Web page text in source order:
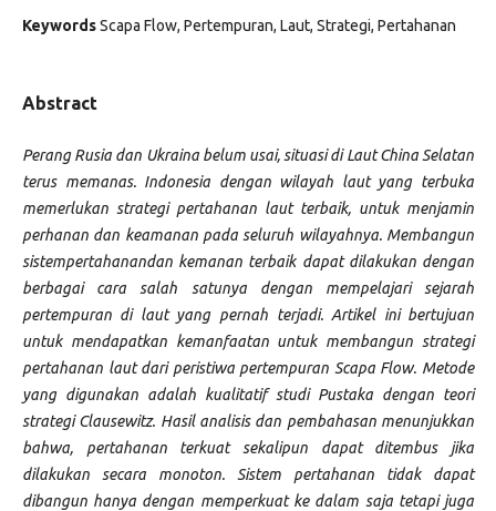
KeywordsScapa Flow, Pertempuran, Laut, Strategi, Pertahanan
Abstract
Perang Rusia dan Ukraina belum usai, situasi di Laut China Selatan
terus memanas. Indonesia dengan wilayah laut yang terbuka
memerlukan strategi pertahanan laut terbaik, untuk menjamin
perhanan dan keamanan pada seluruh wilayahnya. Membangun
sistempertahanandan kemanan terbaik dapat dilakukan dengan
berbagai cara salah satunya dengan mempelajari sejarah
pertempuran di laut yang pernah terjadi. Artikel ini bertujuan
untuk mendapatkan kemanfaatan untuk membangun strategi
pertahanan laut dari peristiwa pertempuran Scapa Flow. Metode
yang digunakan adalah kualitatif studi Pustaka dengan teori
strategi Clausewitz. Hasil analisis dan pembahasan menunjukkan
bahwa, pertahanan terkuat sekalipun dapat ditembus jika
dilakukan secara monoton. Sistem pertahanan tidak dapat
dibangun hanya dengan memperkuat ke dalam saja tetapi juga